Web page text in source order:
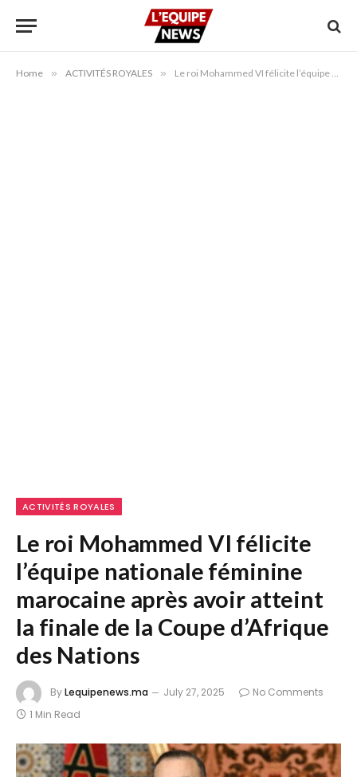
Home » ACTIVITÉS ROYALES » Le roi Mohammed VI félicite l’équipe nationale féminine marocaine après avoir atteint la finale de la Coupe d’Afrique des Nations
ACTIVITÉS ROYALES
Le roi Mohammed VI félicite
l’équipe nationale féminine
marocaine après avoir atteint
la finale de la Coupe d’Afrique
des Nations
ByLequipenews.ma July 27, 2025
No Comments
1 Min Read